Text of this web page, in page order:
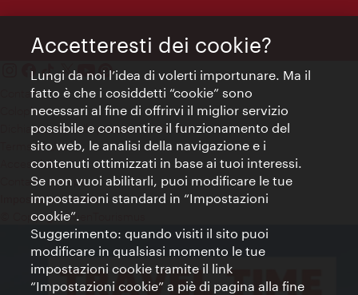
Contatti
Colophon
Dichiarazione sulla protezione dei dati
Terms of Use
Accessibilità
Contatto stampa
Impostazioni cookie
© Copyright WienTourismus
Accetteresti dei cookie?
Lungi da noi l’idea di volerti importunare. Ma il
fatto è che i cosiddetti “cookie” sono
necessari al fine di offrirvi il miglior servizio
possibile e consentire il funzionamento del
sito web, le analisi della navigazione e i
contenuti ottimizzati in base ai tuoi interessi.
Se non vuoi abilitarli, puoi modificare le tue
impostazioni standard in “Impostazioni
cookie”.
Suggerimento: quando visiti il sito puoi
modificare in qualsiasi momento le tue
impostazioni cookie tramite il link
“Impostazioni cookie” a piè di pagina alla fine